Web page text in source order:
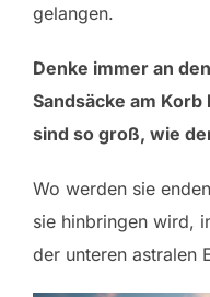
gelangen.
Denke immer an
Sandsäcke am
sind so groß, wie
Wo werden sie
sie hinbringen wird,
der unteren astralen